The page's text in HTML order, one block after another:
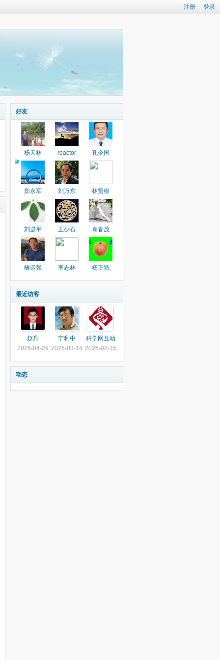
注册 登录
好友
杨天林 reactor 孔令国
郑永军 刘万东 林贤根
刘进平 王少石 肖春茂
雒运强 李志林 杨正瓴
最近访客
赵丹
2026-04-29
宁利中
2026-03-14
科学网互动
2026-02-15
动态